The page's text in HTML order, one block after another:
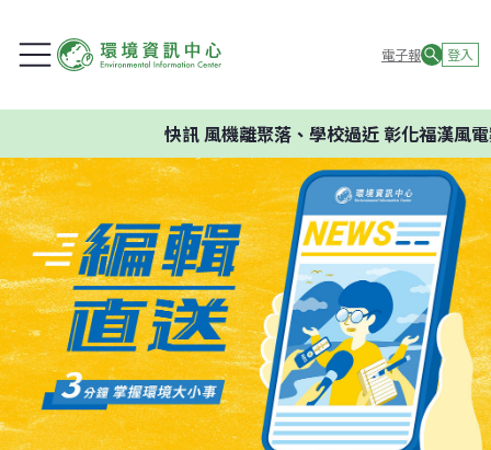
電子報 登入
快訊風機離聚落、學校過近 彰化福漢風電